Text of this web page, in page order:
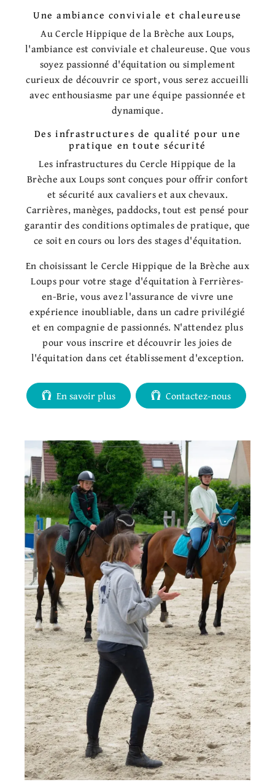
Une ambiance conviviale et chaleureuse
Au Cercle Hippique de la Brèche aux Loups,
l'ambiance est conviviale et chaleureuse. Que vous
soyez passionné d'équitation ou simplement
curieux de découvrir ce sport, vous serez accueilli
avec enthousiasme par une équipe passionnée et
dynamique.
Des infrastructures de qualité pour une
pratique en toute sécurité
Les infrastructures du Cercle Hippique de la
Brèche aux Loups sont conçues pour offrir confort
et sécurité aux cavaliers et aux chevaux.
Carrières, manèges, paddocks, tout est pensé pour
garantir des conditions optimales de pratique, que
ce soit en cours ou lors des stages d'équitation.
En choisissant le Cercle Hippique de la Brèche aux
Loups pour votre stage d'équitation à Ferrières-
en-Brie, vous avez l'assurance de vivre une
expérience inoubliable, dans un cadre privilégié
et en compagnie de passionnés. N'attendez plus
pour vous inscrire et découvrir les joies de
l'équitation dans cet établissement d'exception.
En savoir plus Contactez-nous